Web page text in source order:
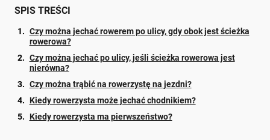
SPIS TREŚCI
Czy można jechać rowerem po ulicy, gdy obok jest ścieżka
rowerowa?
Czy można jechać po ulicy, jeśli ścieżka rowerowa jest
nierówna?
Czy można trąbić na rowerzystę na jezdni?
Kiedy rowerzysta może jechać chodnikiem?
Kiedy rowerzysta ma pierwszeństwo?